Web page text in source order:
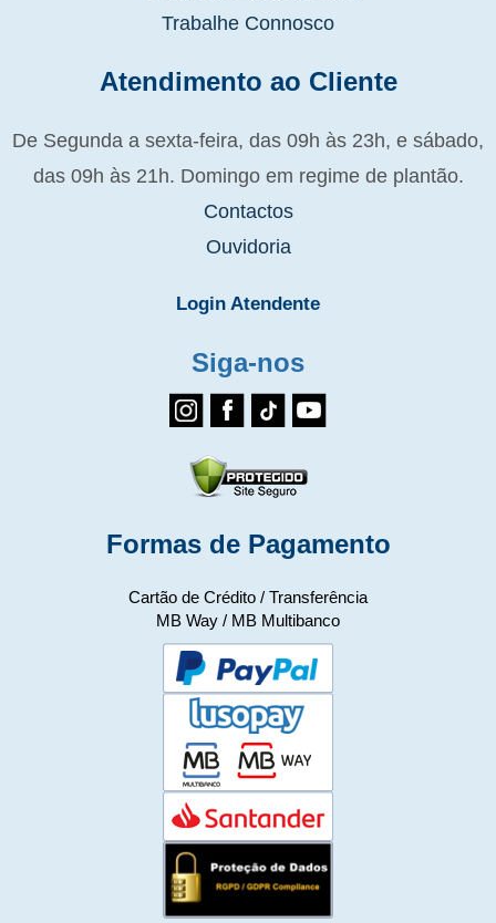
Trabalhe Connosco
Atendimento ao Cliente
De Segunda a sexta-feira, das 09h às 23h, e sábado,
das 09h às 21h. Domingo em regime de plantão.
Contactos
Ouvidoria
Login Atendente
Siga-nos
Formas de Pagamento
Cartão de Crédito / Transferência
MB Way / MB Multibanco